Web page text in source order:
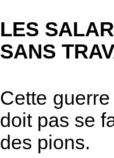
LES
SANS
Cette
doit pas se
des pions.